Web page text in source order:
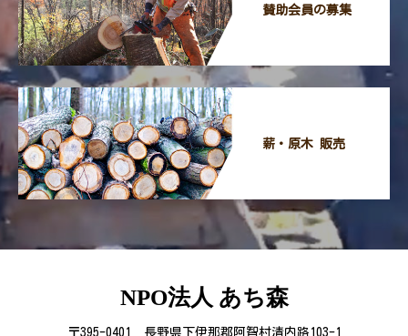
賛助会員の募集
薪・原木 販売
NPO法人 あち森
〒395-0401 長野県下伊那郡阿智村清内路103-1